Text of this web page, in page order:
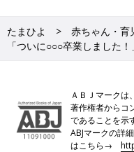
たまひよ 赤ちゃん・育
「ついに○○○卒業しました
ＡＢＪマークは
著作権者からコ
であることを示
ABJマークの詳
はこちら→